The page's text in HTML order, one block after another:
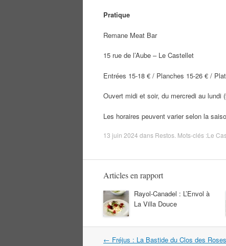
Pratique
Remane Meat Bar
15 rue de l’Aube – Le Castellet
Entrées 15-18 € / Planches 15-26 € /
Ouvert midi et soir, du mercredi au lundi
Les horaires peuvent varier selon la
13 juin 2024 dans Restos . Mots-clés :Le
Articles en rapport
Rayol-Canadel : L’Envol à
La Villa Douce
Navigation
← Fréjus : La Bastide du Clos des Roses